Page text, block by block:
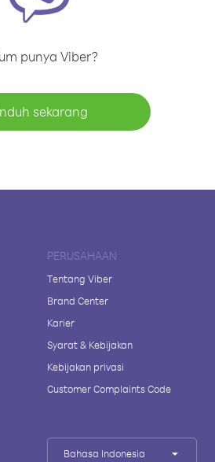
punya Viber?
sekarang
PERUSAHAAN
Tentang Viber
Brand Center
Karier
Syarat & Kebijakan
Kebijakan privasi
Customer Complaints Code
Bahasa Indonesia